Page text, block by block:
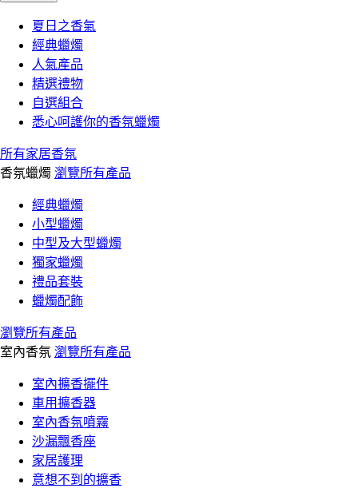
夏日之香氣
經典蠟燭
人氣產品
精選禮物
自選組合
悉心呵護你的香氛蠟燭
所有家居香氛
香氛蠟燭 瀏覽所有產品
經典蠟燭
小型蠟燭
中型及大型蠟燭
獨家蠟燭
禮品套裝
蠟燭配飾
瀏覽所有產品
室內香氛 瀏覽所有產品
室內擴香擺件
車用擴香器
室內香氛噴霧
沙漏飄香座
家居護理
意想不到的擴香